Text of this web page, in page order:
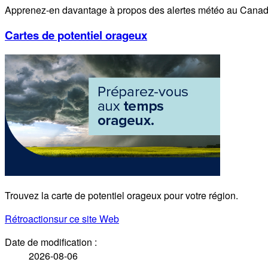
Apprenez-en davantage à propos des alertes météo au
Cartes de potentiel orageux
Trouvez la carte de potentiel orageux pour votre région.
Rétroactionsur ce site Web
Date de modification :
2026-08-06